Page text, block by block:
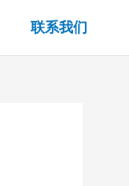
联系我们